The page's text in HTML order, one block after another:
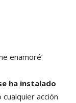
enamoré’
ha instalado
acción